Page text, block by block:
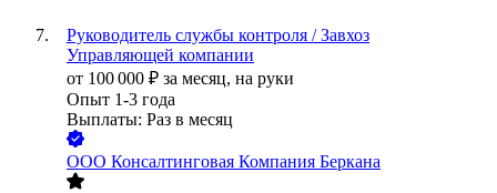
Руководитель службы контроля / Завхоз
Управляющей компании
от 100 000 ₽ за месяц, на руки
Опыт 1-3 года
Выплаты: Раз в месяц
ООО Консалтинговая Компания Беркана